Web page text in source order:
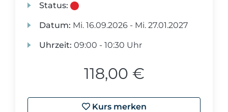
Status:
Datum: Mi. 16.09.2026 - Mi. 27.01.2027
Uhrzeit: 09:00 - 10:30 Uhr
118,00 €
Kurs merken